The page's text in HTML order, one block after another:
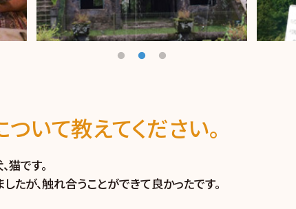
いて教えてください。
猫です。
が、触れ合うことができて良かったです。